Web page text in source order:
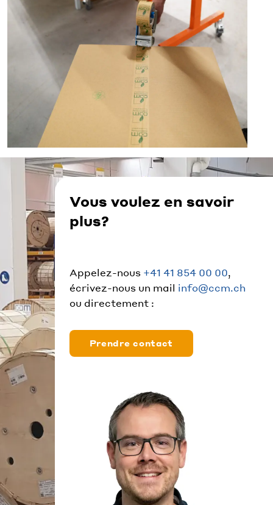
Vous voulez en savoir
plus?
Appelez-nous +41 41 854 00 00,
écrivez-nous un mail info@ccm.ch
ou directement :
Prendre contact